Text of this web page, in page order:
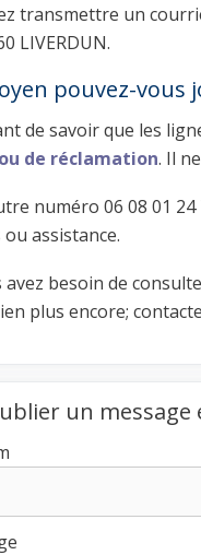
transmettre un
LIVERDUN.
pouvez-vous
de savoir que les
de réclamation. Il
numéro 06 08 01
assistance.
avez besoin de
plus encore;
un message